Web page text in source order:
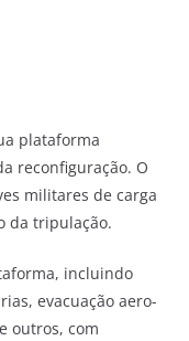
plataforma
reconfiguração. O
militares de carga
da tripulação.
incluindo
evacuação aero-
outros, com